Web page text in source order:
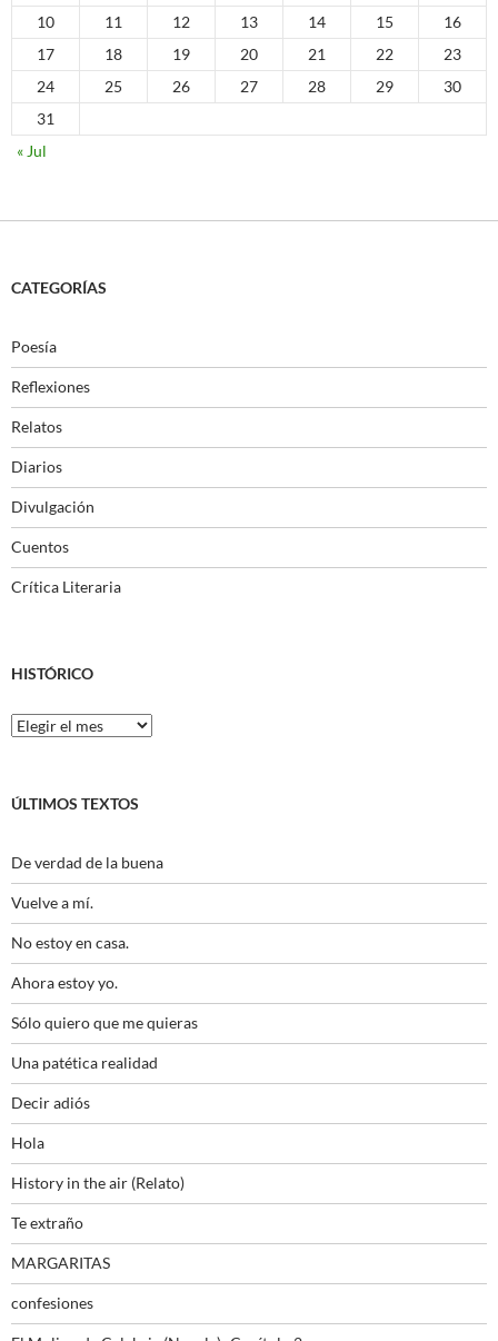
10
11 12 13 14 15
16
17
18 19 20 21 22
23
24
25 26 27 28 29
30
31
« Jul
CATEGORÍAS
Poesía
Reflexiones
Relatos
Diarios
Divulgación
Cuentos
Crítica Literaria
HISTÓRICO
Histórico
ÚLTIMOS TEXTOS
De verdad de la buena
Vuelve a mí.
No estoy en casa.
Ahora estoy yo.
Sólo quiero que me quieras
Una patética realidad
Decir adiós
Hola
History in the air (Relato)
Te extraño
MARGARITAS
confesiones